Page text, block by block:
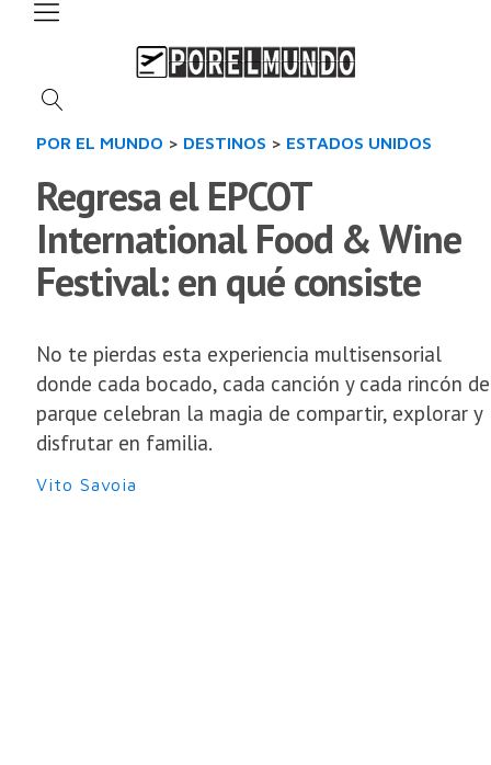
POR EL MUNDO > DESTINOS > ESTADOS UNIDOS
Regresa el EPCOT
International Food & Wine
Festival: en qué consiste
No te pierdas esta experiencia multisensorial
donde cada bocado, cada canción y cada rincón
parque celebran la magia de compartir, explorar y
disfrutar en familia.
Vito Savoia